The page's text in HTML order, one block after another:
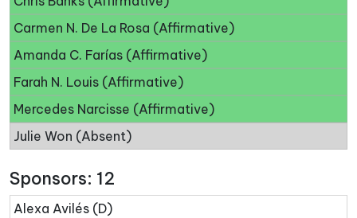
Carmen N. De La Rosa (Affirmative)
Amanda C. Farías (Affirmative)
Farah N. Louis (Affirmative)
Mercedes Narcisse (Affirmative)
Julie Won (Absent)
Sponsors: 12
Alexa Avilés (D)